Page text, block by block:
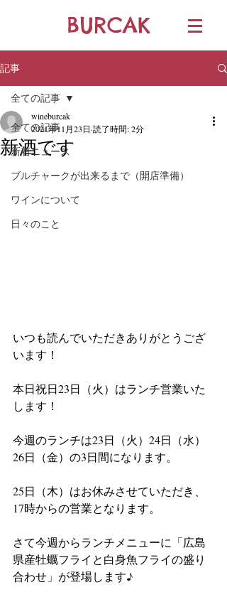
BURCAK
記事
全ての記事
新着ニュース
ブルチャークが出来るまで（開店準備）
ワインについて
日々のこと
全ての記事
新酒です
wineburcak
2021年11月23日 読了時間: 2分
いつも読んでいただきありがとうござ
います！
本日祝日23日（火）はランチ営業いた
します！
今週のランチは23日（火）24日（水）
26日（金）の3日間になります。
25日（木）はお休みさせていただき、
17時からの営業となります。
さて今週からランチメニューに「広島
県産牡蠣フライと白身魚フライの盛り
合わせ」が登場します♪